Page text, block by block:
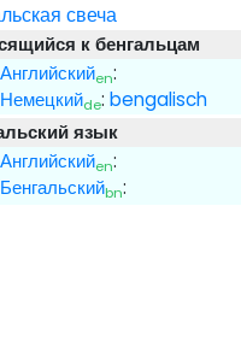
свеча
к бенгальцам
Английскийen:
Немецкийde:bengalisch
язык
Английскийen:
Бенгальскийbn: